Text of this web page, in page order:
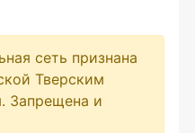
сеть признана
Тверским
Запрещена и